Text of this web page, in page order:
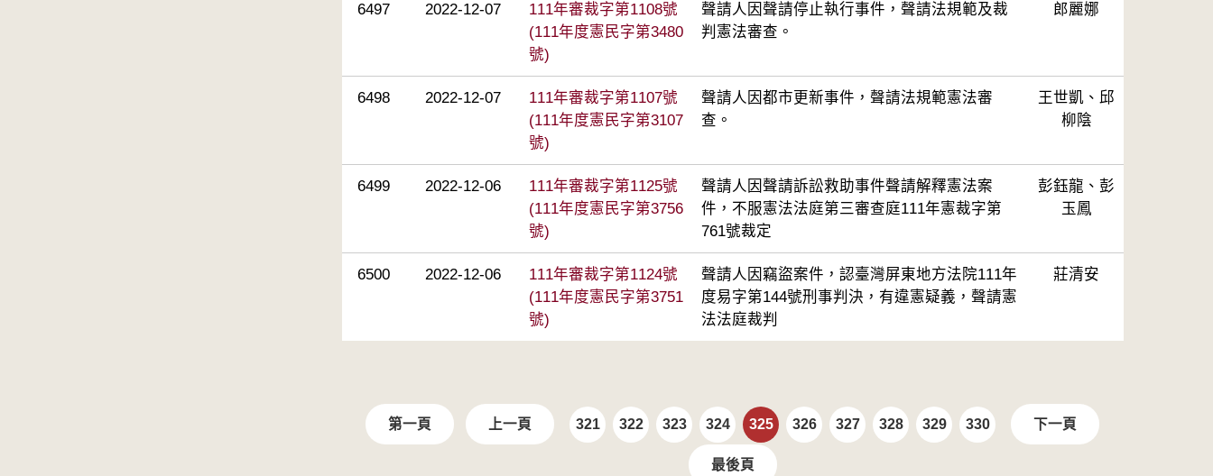
6497 2022-12-07
111年審裁字第1108號
(111年度憲民字第3480
號)
聲請人因聲請停止執行事件，聲請法規範及裁
判憲法審查。
郎麗娜
6498 2022-12-07
111年審裁字第1107號
(111年度憲民字第3107
號)
聲請人因都市更新事件，聲請法規範憲法審
查。
王世凱、邱
柳陰
6499 2022-12-06
111年審裁字第1125號
(111年度憲民字第3756
號)
聲請人因聲請訴訟救助事件聲請解釋憲法案
件，不服憲法法庭第三審查庭111年憲裁字第
761號裁定
彭鈺龍、彭
玉鳳
6500 2022-12-06
111年審裁字第1124號
(111年度憲民字第3751
號)
聲請人因竊盜案件，認臺灣屏東地方法院111年
度易字第144號刑事判決，有違憲疑義，聲請憲
法法庭裁判
莊清安
第一頁 上一頁 321 322 323 324 325 326 327 328 329 330 下一頁
最後頁